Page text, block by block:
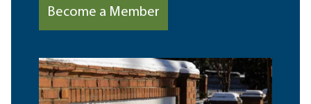
Become a Member